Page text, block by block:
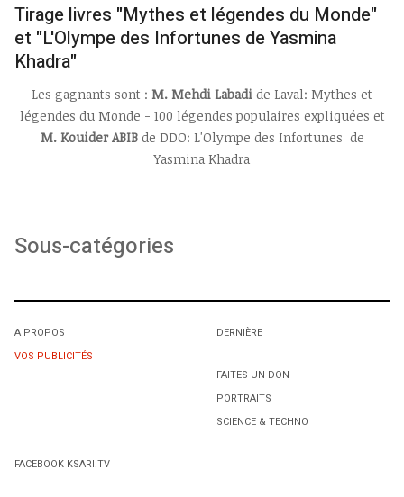
Tirage livres "Mythes et légendes du Monde"
et "L'Olympe des Infortunes de Yasmina
Khadra"
Les gagnants sont : M. Mehdi Labadi de Laval: Mythes et
légendes du Monde - 100 légendes populaires expliquées et
M. Kouider ABIBde DDO: L'Olympe des Infortunes de
Yasmina Khadra
Sous-catégories
A PROPOS
VOS PUBLICITÉS
DERNIÈRE
FAITES UN DON
PORTRAITS
SCIENCE & TECHNO
FACEBOOK KSARI.TV